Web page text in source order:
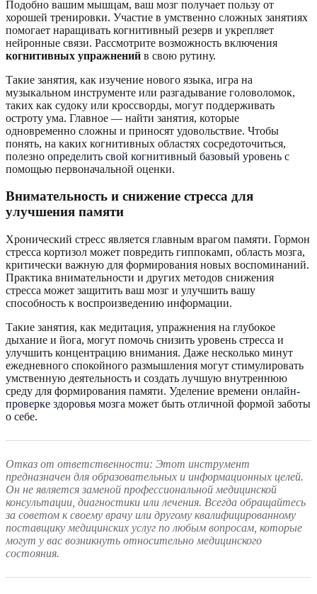
Подобно вашим мышцам, ваш мозг получает пользу от
хорошей тренировки. Участие в умственно сложных занятиях
помогает наращивать когнитивный резерв и укрепляет
нейронные связи. Рассмотрите возможность включения
когнитивных упражнений в свою рутину.
Такие занятия, как изучение нового языка, игра на
музыкальном инструменте или разгадывание головоломок,
таких как судоку или кроссворды, могут поддерживать
остроту ума. Главное — найти занятия, которые
одновременно сложны и приносят удовольствие. Чтобы
понять, на каких когнитивных областях сосредоточиться,
полезно определить свой когнитивный базовый уровень с
помощью первоначальной оценки.
Внимательность и снижение стресса для
улучшения памяти
Хронический стресс является главным врагом памяти. Гормон
стресса кортизол может повредить гиппокамп, область мозга,
критически важную для формирования новых воспоминаний.
Практика внимательности и других методов снижения
стресса может защитить ваш мозг и улучшить вашу
способность к воспроизведению информации.
Такие занятия, как медитация, упражнения на глубокое
дыхание и йога, могут помочь снизить уровень стресса и
улучшить концентрацию внимания. Даже несколько минут
ежедневного спокойного размышления могут стимулировать
умственную деятельность и создать лучшую внутреннюю
среду для формирования памяти. Уделение времени онлайн-
проверке здоровья мозга может быть отличной формой заботы
о себе.
Отказ от ответственности: Этот инструмент
предназначен для образовательных и информационных целей.
Он не является заменой профессиональной медицинской
консультации, диагностики или лечения. Всегда обращайтесь
за советом к своему врачу или другому квалифицированному
поставщику медицинских услуг по любым вопросам, которые
могут у вас возникнуть относительно медицинского
состояния.